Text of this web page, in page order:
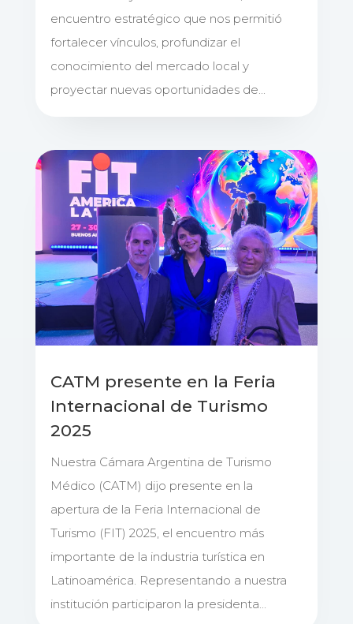
encuentro estratégico que nos permitió
fortalecer vínculos, profundizar el
conocimiento del mercado local y
proyectar nuevas oportunidades de...
CATM presente en la Feria
Internacional de Turismo
2025
Nuestra Cámara Argentina de Turismo
Médico (CATM) dijo presente en la
apertura de la Feria Internacional de
Turismo (FIT) 2025, el encuentro más
importante de la industria turística en
Latinoamérica. Representando a nuestra
institución participaron la presidenta...